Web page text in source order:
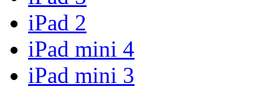
iPad 2
iPad mini 4
iPad mini 3